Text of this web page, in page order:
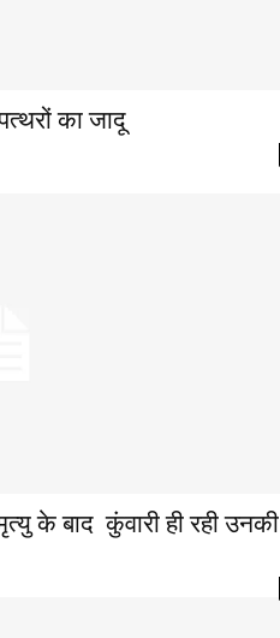
का जादू
के बाद कुंवारी ही रही उनकी